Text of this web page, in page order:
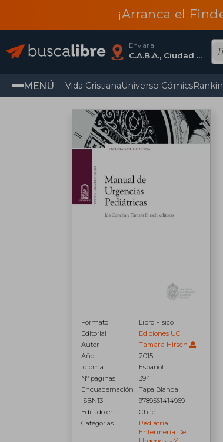
¡Arranca el
Enviar a
C.A.B.A., Ciudad Autónoma De Buenos Aires
MENÚ Vida CristianaUniverso Cómics
Formato
Libro Físico
Editorial
Ediciones UC
Autor
Tamara Hirsch
Año
2015
Idioma
Español
N° páginas
394
Encuadernación
Tapa Blanda
ISBN13
9789561414969
Editado en
Chile
Categorías
Pediatría
Enfermería De